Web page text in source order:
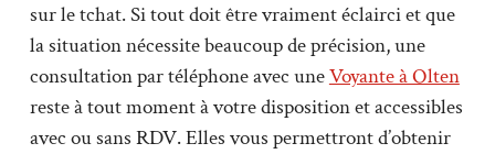
sur le tchat. Si tout doit être vraiment éclairci et que
la situation nécessite beaucoup de précision, une
consultation par téléphone avec uneVoyante à Olten
reste à tout moment à votre disposition et accessibles
avec ou sans RDV. Elles vous permettront d’obtenir